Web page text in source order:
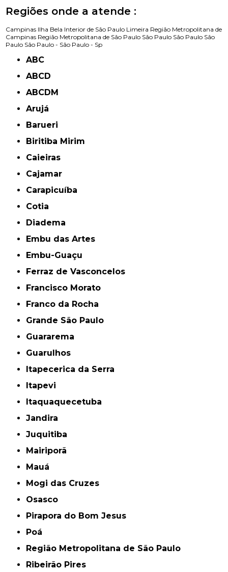
Regiões onde a atende :
Campinas Ilha Bela Interior de São Paulo Limeira Região Metropolitana de
Campinas Região Metropolitana de São Paulo São Paulo São Paulo São
Paulo São Paulo - São Paulo - Sp
ABC
ABCD
ABCDM
Arujá
Barueri
Biritiba Mirim
Caieiras
Cajamar
Carapicuíba
Cotia
Diadema
Embu das Artes
Embu-Guaçu
Ferraz de Vasconcelos
Francisco Morato
Franco da Rocha
Grande São Paulo
Guararema
Guarulhos
Itapecerica da Serra
Itapevi
Itaquaquecetuba
Jandira
Juquitiba
Mairiporã
Mauá
Mogi das Cruzes
Osasco
Pirapora do Bom Jesus
Poá
Região Metropolitana de São Paulo
Ribeirão Pires